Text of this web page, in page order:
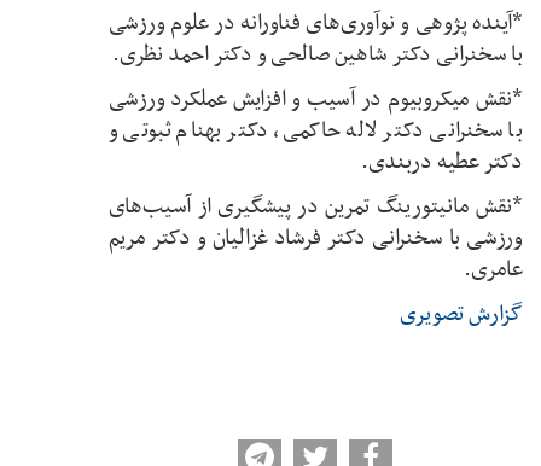
*آینده پژوهی و نوآوری‌های فناورانه در علوم ورزشی
با سخنرانی دکتر شاهین صالحی و دکتر احمد نظری.
*نقش میکروبیوم در آسیب و افزایش عملکرد ورزشی
با سخنرانی دکتر لاله حاکمی، دکتر بهنام ثبوتی و
دکتر عطیه دربندی.
*نقش مانیتورینگ تمرین در پیشگیری از آسیب‌های
ورزشی با سخنرانی دکتر فرشاد غزالیان و دکتر مریم
عامری.
گزارش تصویری